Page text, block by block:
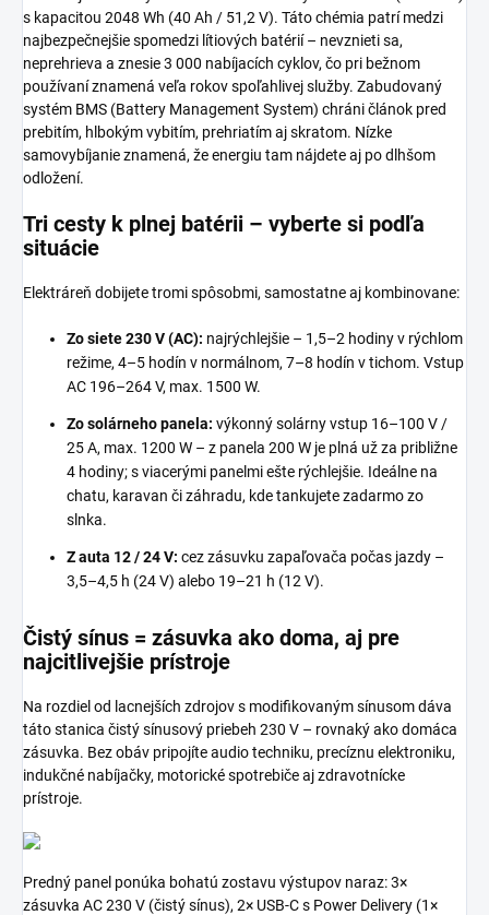
s kapacitou 2048 Wh (40 Ah / 51,2 V). Táto chémia patrí medzi
najbezpečnejšie spomedzi lítiových batérií – nevznieti sa,
neprehrieva a znesie 3 000 nabíjacích cyklov, čo pri bežnom
používaní znamená veľa rokov spoľahlivej služby. Zabudovaný
systém BMS (Battery Management System) chráni článok pred
prebitím, hlbokým vybitím, prehriatím aj skratom. Nízke
samovybíjanie znamená, že energiu tam nájdete aj po dlhšom
odložení.
Tri cesty k plnej batérii – vyberte si podľa
situácie
Elektráreň dobijete tromi spôsobmi, samostatne aj kombinovane:
Zo siete 230 V (AC): najrýchlejšie – 1,5–2 hodiny v rýchlom
režime, 4–5 hodín v normálnom, 7–8 hodín v tichom. Vstup
AC 196–264 V, max. 1500 W.
Zo solárneho panela: výkonný solárny vstup 16–100 V /
25 A, max. 1200 W – z panela 200 W je plná už za približne
4 hodiny; s viacerými panelmi ešte rýchlejšie. Ideálne na
chatu, karavan či záhradu, kde tankujete zadarmo zo
slnka.
Z auta 12 / 24 V: cez zásuvku zapaľovača počas jazdy –
3,5–4,5 h (24 V) alebo 19–21 h (12 V).
Čistý sínus = zásuvka ako doma, aj pre
najcitlivejšie prístroje
Na rozdiel od lacnejších zdrojov s modifikovaným sínusom dáva
táto stanica čistý sínusový priebeh 230 V – rovnaký ako domáca
zásuvka. Bez obáv pripojíte audio techniku, precíznu elektroniku,
indukčné nabíjačky, motorické spotrebiče aj zdravotnícke
prístroje.
Predný panel ponúka bohatú zostavu výstupov naraz: 3×
zásuvka AC 230 V (čistý sínus), 2× USB-C s Power Delivery (1×